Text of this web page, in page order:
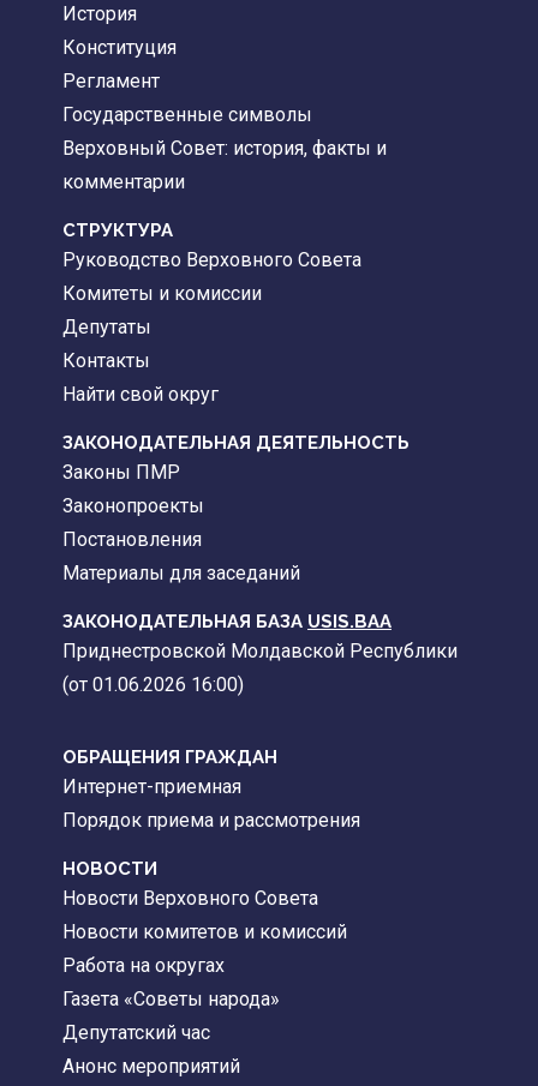
История
Конституция
Регламент
Государственные символы
Верховный Совет: история, факты и
комментарии
CТРУКТУРА
Руководство Верховного Совета
Комитеты и комиссии
Депутаты
Контакты
Найти свой округ
ЗАКОНОДАТЕЛЬНАЯ ДЕЯТЕЛЬНОСТЬ
Законы ПМР
Законопроекты
Постановления
Материалы для заседаний
ЗАКОНОДАТЕЛЬНАЯ БАЗА USIS.BAA
Приднестровской Молдавской Республики
(от 01.06.2026 16:00)
ОБРАЩЕНИЯ ГРАЖДАН
Интернет-приемная
Порядок приема и рассмотрения
НОВОСТИ
Новости Верховного Совета
Новости комитетов и комиссий
Работа на округах
Газета «Советы народа»
Депутатский час
Анонс мероприятий